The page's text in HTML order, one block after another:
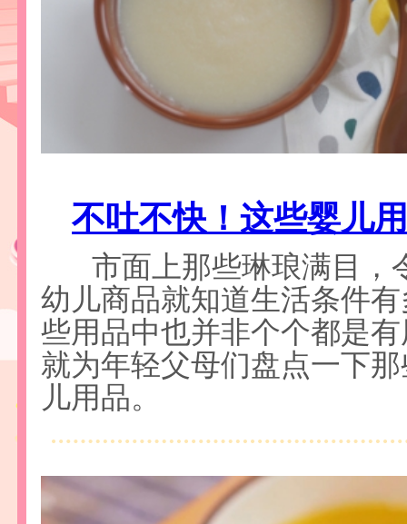
不吐不快！这些婴儿
市面上那些琳琅满目，
幼儿商品就知道生活条件
些用品中也并非个个都是
就为年轻父母们盘点一下
儿用品。